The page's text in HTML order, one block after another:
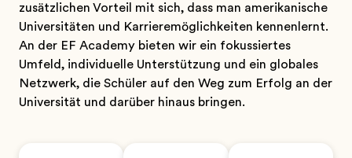
zusätzlichen Vorteil mit sich, dass man amerikanische
Universitäten und Karrieremöglichkeiten kennenlernt.
An der EF Academy bieten wir ein fokussiertes
Umfeld, individuelle Unterstützung und ein globales
Netzwerk, die Schüler auf den Weg zum Erfolg an der
Universität und darüber hinaus bringen.